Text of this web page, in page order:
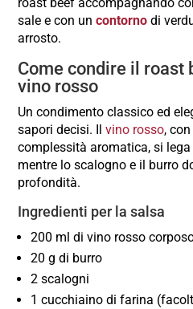
roast beef accompagnando
sale e con uncontorno di
arrosto.
Come condire il roast
vino rosso
Un condimento classico ed
sapori decisi. Ilvino rosso,
complessità aromatica, si
mentre lo scalogno e il burro
profondità.
Ingredienti per la salsa
200 ml di vino rosso
20 g di burro
2 scalogni
1 cucchiaino di farina